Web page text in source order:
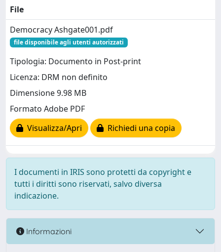
File
Democracy Ashgate001.pdf
file disponibile agli utenti autorizzati
Tipologia: Documento in Post-print
Licenza: DRM non definito
Dimensione 9.98 MB
Formato Adobe PDF
Visualizza/Apri
Richiedi una copia
I documenti in IRIS sono protetti da copyright e
tutti i diritti sono riservati, salvo diversa
indicazione.
Informazioni